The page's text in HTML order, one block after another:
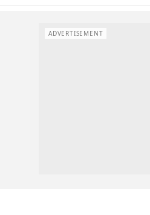
ADVERTISEMENT